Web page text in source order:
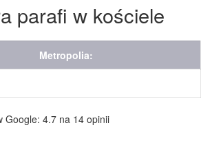
parafi w kościele
Metropolia:
Google: 4.7 na 14 opinii